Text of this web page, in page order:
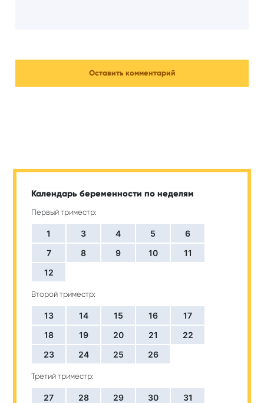
Календарь беременности по неделям
Первый триместр:
1 3 4 5
6
7
8 9 10
11
12
Второй триместр:
13 14 15 16
17
18
19 20 21
22
23
24 25 26
Третий триместр:
27 28 29 30
31